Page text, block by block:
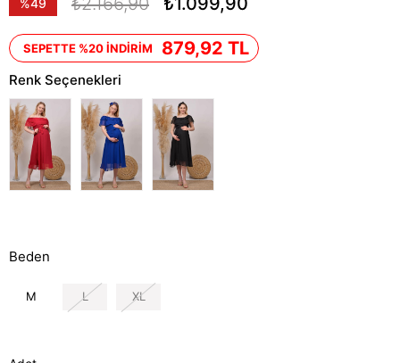
%49
SEPETTE %20 İNDİRİM 879,92 TL
Renk Seçenekleri
Beden
M L XL